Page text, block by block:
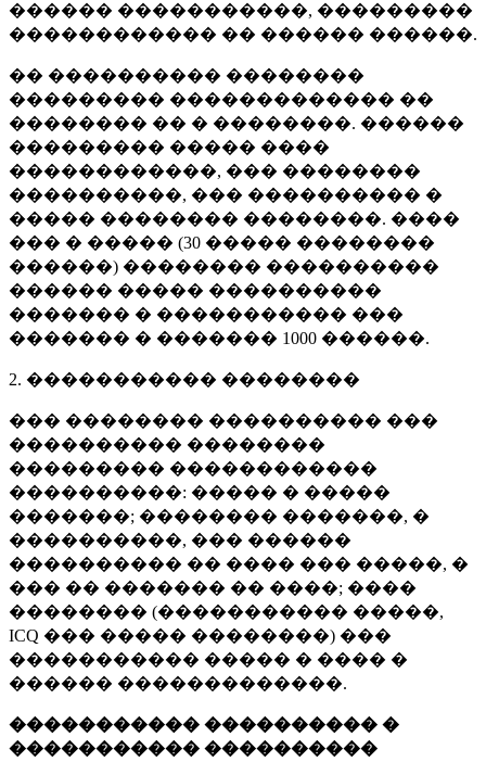
������ �����������, ���������
������������ �� ������ ������.
�� ���������� ��������
��������� ������������� ��
�������� �� � ��������. ������
��������� ����� ����
������������, ��� ��������
����������, ��� ���������� �
����� �������� ��������. ����
��� � ����� (30 ����� ��������
������) �������� ����������
������ ����� ����������
������� � ����������� ���
������� � ������� 1000 ������.
2. ����������� ��������
��� �������� ���������� ���
���������� ��������
��������� ������������
����������: ����� � �����
�������; �������� �������, �
����������, ��� ������
���������� �� ���� ��� �����, �
��� �� ������� �� ����; ����
�������� (����������� �����,
ICQ ��� ����� ��������) ���
����������� ����� � ���� �
������ �������������.
����������� ���������� �
����������� ����������